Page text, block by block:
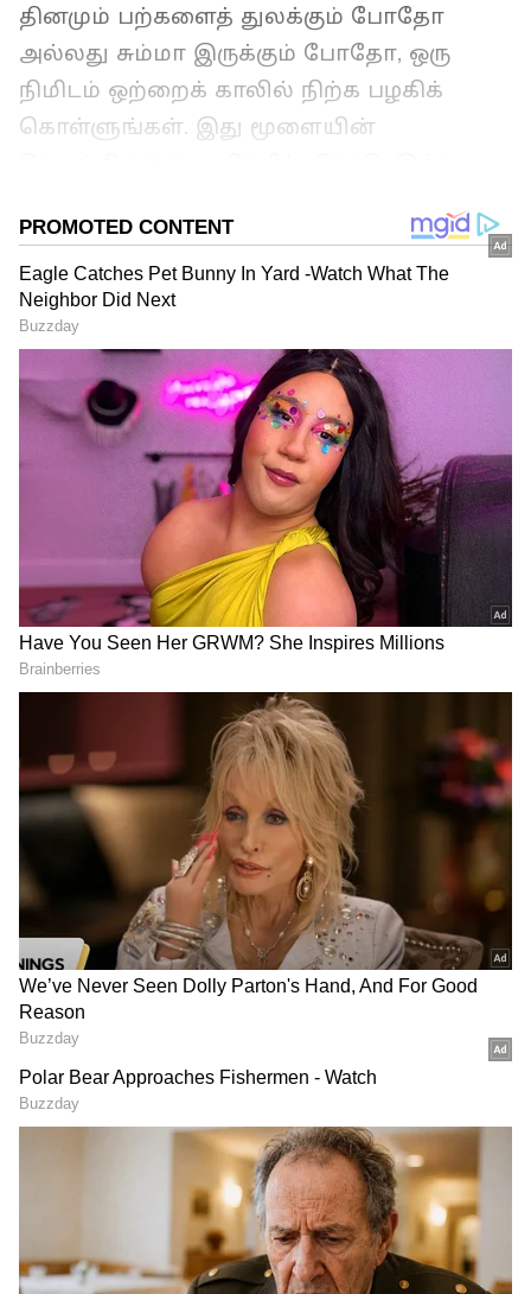
தினமும் பற்களைத் துலக்கும் போதோ
அல்லது சும்மா இருக்கும் போதோ, ஒரு
நிமிடம் ஒற்றைக் காலில் நிற்க பழகிக்
கொள்ளுங்கள். இது மூளையின்
தடுமாறி விழுவதைத் தடுக்கும்.
ஏசியாநெட் தமிழ்-ஐ உங்கள் முதன்மைத்
2
7
Image Credit : Getty
தசை வலிமைக்கு முக்கியத்துவம்!
வெறும் வாக்கிங் மட்டும் போதாது. வயது
கூடும் போது உடலின் தசை நார்கள்
(Muscles) குறையும். இதைத் தடுக்க,
வாரத்தில் இரண்டு நாட்கள் கைகளில்
சிறிய வாட்டர் பாட்டில்களை வைத்தாவது
லேசான வெயிட் ட்ரெய்னிங் (Weight training)